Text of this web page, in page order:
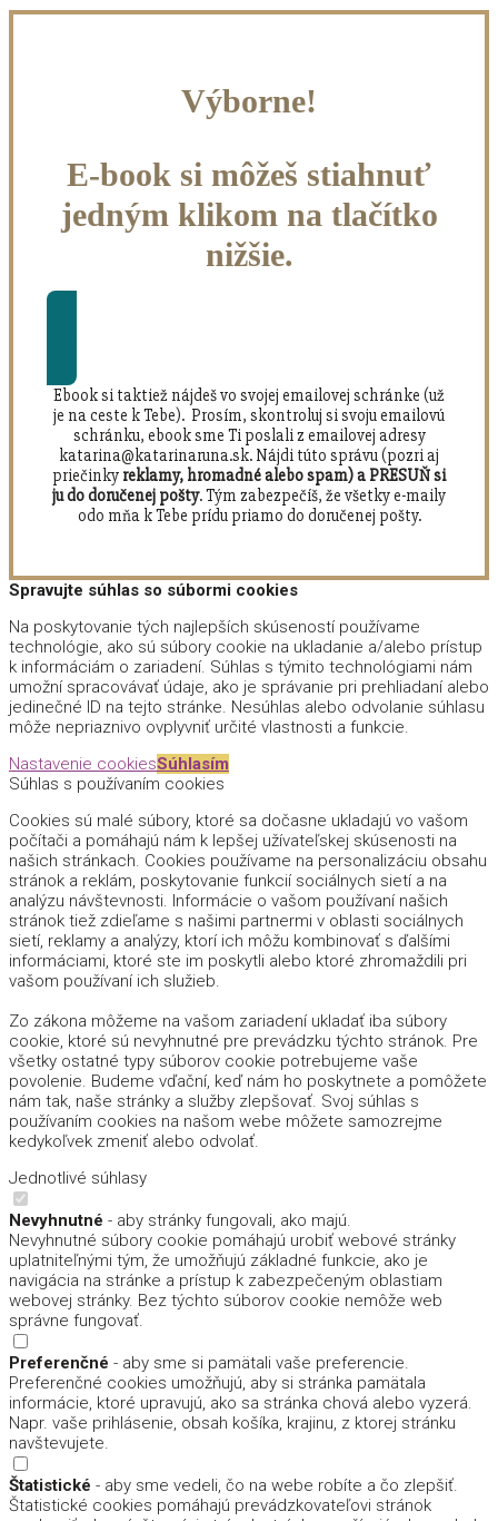
Výborne!
E-book si môžeš stiahnuť
jedným klikom na tlačítko
nižšie.
Ebook si taktiež nájdeš vo svojej emailovej schránke (už
je na ceste k Tebe). Prosím, skontroluj si svoju emailovú
schránku, ebook sme Ti poslali z emailovej adresy
katarina@katarinaruna.sk. Nájdi túto správu (pozri aj
priečinky reklamy, hromadné alebo spam) a PRESUŇ si
ju do doručenej pošty. Tým zabezpečíš, že všetky e-maily
odo mňa k Tebe prídu priamo do doručenej pošty.
Spravujte súhlas so súbormi cookies
Na poskytovanie tých najlepších skúseností používame
technológie, ako sú súbory cookie na ukladanie a/alebo prístup
k informáciám o zariadení. Súhlas s týmito technológiami nám
umožní spracovávať údaje, ako je správanie pri prehliadaní alebo
jedinečné ID na tejto stránke. Nesúhlas alebo odvolanie súhlasu
môže nepriaznivo ovplyvniť určité vlastnosti a funkcie.
Nastavenie cookiesSúhlasím
Súhlas s používaním cookies
Cookies sú malé súbory, ktoré sa dočasne ukladajú vo vašom
počítači a pomáhajú nám k lepšej užívateľskej skúsenosti na
našich stránkach. Cookies používame na personalizáciu obsahu
stránok a reklám, poskytovanie funkcií sociálnych sietí a na
analýzu návštevnosti. Informácie o vašom používaní našich
stránok tiež zdieľame s našimi partnermi v oblasti sociálnych
sietí, reklamy a analýzy, ktorí ich môžu kombinovať s ďalšími
informáciami, ktoré ste im poskytli alebo ktoré zhromaždili pri
vašom používaní ich služieb.
Zo zákona môžeme na vašom zariadení ukladať iba súbory
cookie, ktoré sú nevyhnutné pre prevádzku týchto stránok. Pre
všetky ostatné typy súborov cookie potrebujeme vaše
povolenie. Budeme vďační, keď nám ho poskytnete a pomôžete
nám tak, naše stránky a služby zlepšovať. Svoj súhlas s
používaním cookies na našom webe môžete samozrejme
kedykoľvek zmeniť alebo odvolať.
Jednotlivé súhlasy
Nevyhnutné - aby stránky fungovali, ako majú.
Nevyhnutné súbory cookie pomáhajú urobiť webové stránky
uplatniteľnými tým, že umožňujú základné funkcie, ako je
navigácia na stránke a prístup k zabezpečeným oblastiam
webovej stránky. Bez týchto súborov cookie nemôže web
správne fungovať.
Preferenčné - aby sme si pamätali vaše preferencie.
Preferenčné cookies umožňujú, aby si stránka pamätala
informácie, ktoré upravujú, ako sa stránka chová alebo vyzerá.
Napr. vaše prihlásenie, obsah košíka, krajinu, z ktorej stránku
navštevujete.
Štatistické - aby sme vedeli, čo na webe robíte a čo zlepšiť.
Štatistické cookies pomáhajú prevádzkovateľovi stránok